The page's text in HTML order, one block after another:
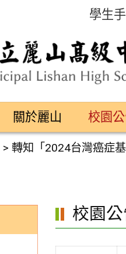
學生
關於麗山 校園
>轉知「2024台灣癌症
校園